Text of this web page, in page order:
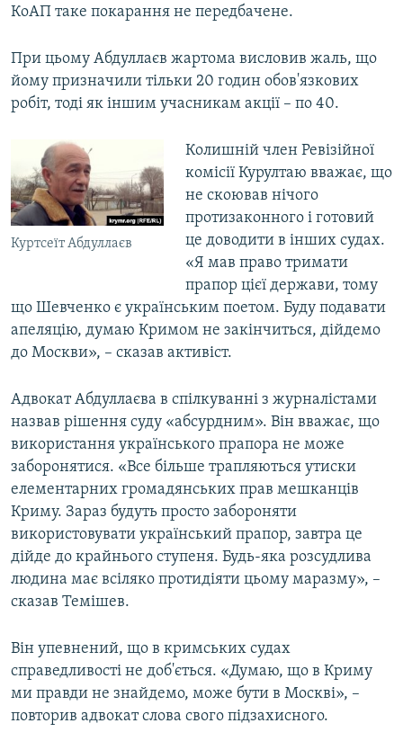
КоАП таке покарання не передбачене.
При цьому Абдуллаєв жартома висловив жаль, що
йому призначили тільки 20 годин обов'язкових
робіт, тоді як іншим учасникам акції – по 40.
Куртсеїт Абдуллаєв
Колишній член Ревізійної
комісії Курултаю вважає, що
не скоював нічого
протизаконного і готовий
це доводити в інших судах.
«Я мав право тримати
прапор цієї держави, тому
що Шевченко є українським поетом. Буду подавати
апеляцію, думаю Кримом не закінчиться, дійдемо
до Москви», – сказав активіст.
Адвокат Абдуллаєва в спілкуванні з журналістами
назвав рішення суду «абсурдним». Він вважає, що
використання українського прапора не може
заборонятися. «Все більше трапляються утиски
елементарних громадянських прав мешканців
Криму. Зараз будуть просто забороняти
використовувати український прапор, завтра це
дійде до крайнього ступеня. Будь-яка розсудлива
людина має всіляко протидіяти цьому маразму», –
сказав Темішев.
Він упевнений, що в кримських судах
справедливості не доб'ється. «Думаю, що в Криму
ми правди не знайдемо, може бути в Москві», –
повторив адвокат слова свого підзахисного.